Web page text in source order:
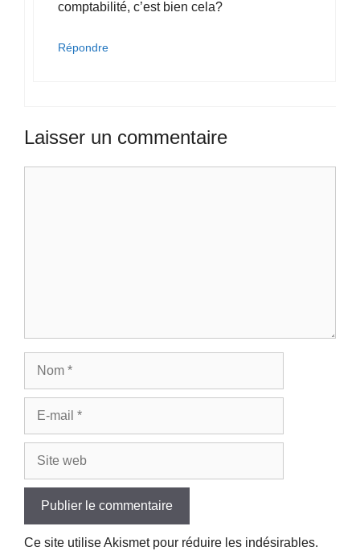
comptabilité, c’est bien cela?
Répondre
Laisser un commentaire
Nom
Site
Ce site utilise Akismet pour réduire les indésirables.